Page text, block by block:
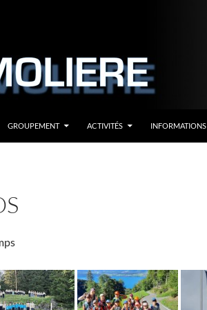
GROUPEMENT ACTIVITÉS INFORMATIONS